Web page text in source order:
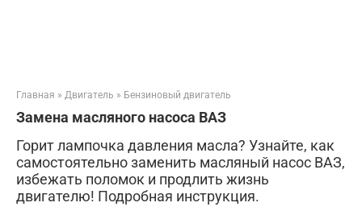
Главная » Двигатель » Бензиновый двигатель
Замена масляного насоса ВАЗ
Горит лампочка давления масла? Узнайте, как
самостоятельно заменить масляный насос ВАЗ,
избежать поломок и продлить жизнь
двигателю! Подробная инструкция.